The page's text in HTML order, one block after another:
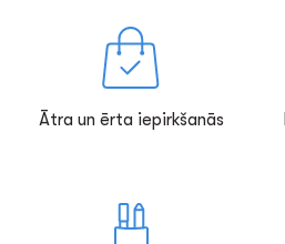
Ātra un ērta iepirkšanās